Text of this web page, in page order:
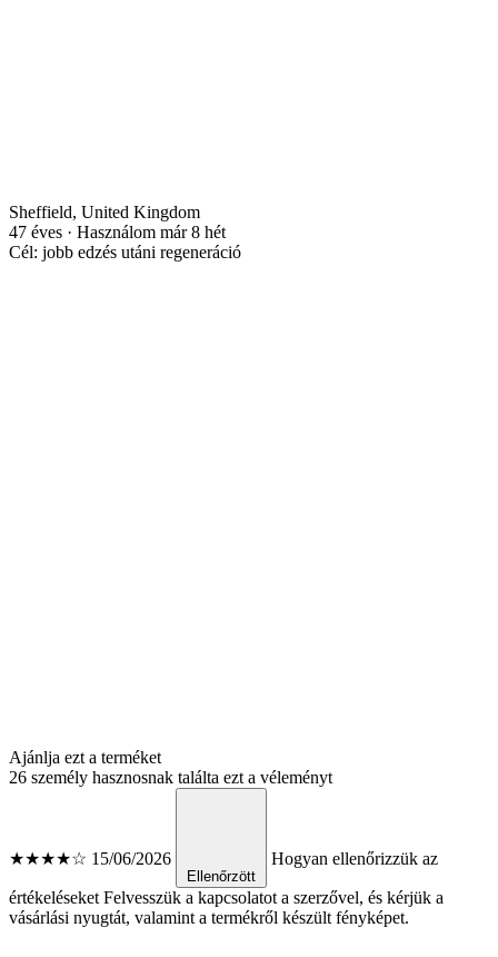
Sheffield, United Kingdom
47 éves · Használom már 8 hét
Cél: jobb edzés utáni regeneráció
Ajánlja ezt a terméket
26 személy hasznosnak találta ezt a véleményt
★★★★☆ 15/06/2026
Ellenőrzött
Hogyan ellenőrizzük az
értékeléseket Felvesszük a kapcsolatot a szerzővel, és kérjük a
vásárlási nyugtát, valamint a termékről készült fényképet.